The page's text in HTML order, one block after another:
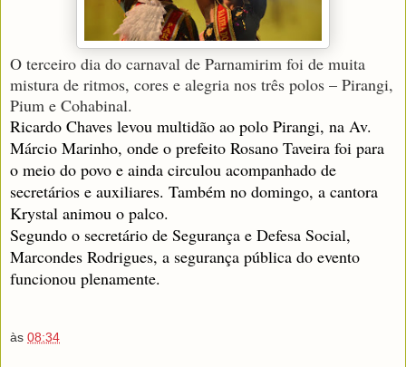
O terceiro dia do carnaval de Parnamirim foi de muita
mistura de ritmos, cores e alegria nos três polos – Pirangi,
Pium e Cohabinal.
Ricardo Chaves levou multidão ao polo Pirangi, na Av.
Márcio Marinho, onde o prefeito Rosano Taveira foi para
o meio do povo e ainda circulou acompanhado de
secretários e auxiliares. Também no domingo, a cantora
Krystal animou o palco.
Segundo o secretário de Segurança e Defesa Social,
Marcondes Rodrigues, a segurança pública do evento
funcionou plenamente.
às 08:34